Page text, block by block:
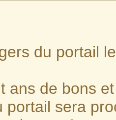
du portail
ans de bons
portail sera